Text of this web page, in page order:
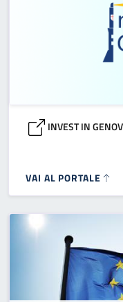
INVEST IN
VAI AL PORTALE